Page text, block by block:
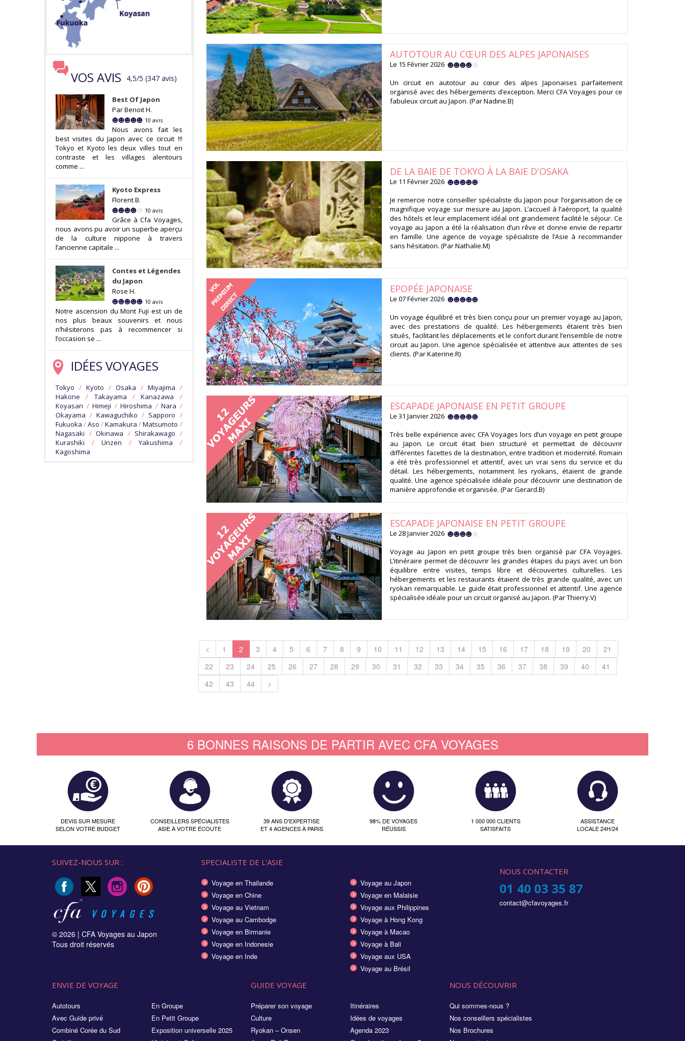
VOS AVIS 4,5/5 (347 avis)
Best Of Japon
Par Benoit H.
10 avis
Nous avons fait les
best visites du Japon avec ce circuit !!!
Tokyo et Kyoto les deux villes tout en
contraste et les villages alentours
comme ...
Kyoto Express
Florent B.
10 avis
Grâce à Cfa Voyages,
nous avons pu avoir un superbe aperçu
de la culture nippone à travers
l’ancienne capitale ...
Contes et Légendes
du Japon
Rose H.
10 avis
Notre ascension du Mont Fuji est un de
nos plus beaux souvenirs et nous
n’hésiterons pas à recommencer si
l’occasion se ...
IDÉES VOYAGES
Tokyo / Kyoto / Osaka / Miyajima /
Hakone
/ Takayama / Kanazawa
/
Koyasan / Himeji / Hiroshima / Nara /
Okayama / Kawaguchiko / Sapporo /
Fukuoka /Aso /Kamakura /Matsumoto /
Nagasaki / Okinawa / Shirakawago /
Kurashiki
/ Unzen / Yakushima
/
Kagoshima
AUTOTOUR AU CŒUR DES ALPES JAPONAISES
Le 15 Février 2026
Un circuit en autotour au cœur des alpes Japonaises parfaitement
organisé avec des hébergements d’exception. Merci CFA Voyages pour ce
fabuleux circuit au Japon. (Par Nadine.B)
DE LA BAIE DE TOKYO À LA BAIE D'OSAKA
Le 11 Février 2026
Je remercie notre conseiller spécialiste du Japon pour l’organisation de ce
magnifique voyage sur mesure au Japon. L’accueil à l’aéroport, la qualité
des hôtels et leur emplacement idéal ont grandement facilité le séjour. Ce
voyage au Japon a été la réalisation d’un rêve et donne envie de repartir
en famille. Une agence de voyage spécialiste de l’Asie à recommander
sans hésitation. (Par Nathalie.M)
EPOPÉE JAPONAISE
Le 07 Février 2026
Un voyage équilibré et très bien conçu pour un premier voyage au Japon,
avec des prestations de qualité. Les hébergements étaient très bien
situés, facilitant les déplacements et le confort durant l’ensemble de notre
circuit au Japon. Une agence spécialisée et attentive aux attentes de ses
clients. (Par Katerine.R)
ESCAPADE JAPONAISE EN PETIT GROUPE
Le 31 Janvier 2026
Très belle expérience avec CFA Voyages lors d’un voyage en petit groupe
au Japon. Le circuit était bien structuré et permettait de découvrir
différentes facettes de la destination, entre tradition et modernité. Romain
a été très professionnel et attentif, avec un vrai sens du service et du
détail. Les hébergements, notamment les ryokans, étaient de grande
qualité. Une agence spécialisée idéale pour découvrir une destination de
manière approfondie et organisée. (Par Gerard.B)
ESCAPADE JAPONAISE EN PETIT GROUPE
Le 28 Janvier 2026
Voyage au Japon en petit groupe très bien organisé par CFA Voyages.
L’itinéraire permet de découvrir les grandes étapes du pays avec un bon
équilibre entre visites, temps libre et découvertes culturelles. Les
hébergements et les restaurants étaient de très grande qualité, avec un
ryokan remarquable. Le guide était professionnel et attentif. Une agence
spécialisée idéale pour un circuit organisé au Japon. (Par Thierry.V)
< 1 2 3 4 5 6 7 8 9 10 11 12 13 14 15 16 17 18 19 20
21
22
23 24 25 26 27 28 29 30 31 32 33 34 35 36 37 38 39 40
41
42
43 44 >
6 BONNES RAISONS DE PARTIR AVEC CFA VOYAGES
DEVIS SUR MESURE
SELON VOTRE BUDGET
CONSEILLERS SPÉCIALISTES
ASIE À VOTRE ÉCOUTE
39 ANS D'EXPERTISE
ET 4 AGENCES À PARIS
98% DE VOYAGES
RÉUSSIS
1 000 000 CLIENTS
SATISFAITS
ASSISTANCE
LOCALE 24H/24
SUIVEZ-NOUS SUR :
© 2026 | CFA Voyages au Japon
Tous droit réservés
SPECIALISTE DE L'ASIE
Voyage en Thailande
Voyage en Chine
Voyage au Vietnam
Voyage au Cambodge
Voyage en Birmanie
Voyage en Indonesie
Voyage en Inde
Voyage au Japon
Voyage en Malaisie
Voyage aux Philippines
Voyage à Hong Kong
Voyage à Macao
Voyage à Bali
Voyage aux USA
Voyage au Brésil
NOUS CONTACTER
01 40 03 35 87
contact@cfavoyages.fr
ENVIE DE VOYAGE
Autotours
Avec Guide privé
Combiné Corée du Sud
En Groupe
En Petit Groupe
Exposition universelle 2025
GUIDE VOYAGE
Préparer son voyage
Culture
Ryokan – Onsen
Itinéraires
Idées de voyages
Agenda 2023
NOUS DÉCOUVRIR
Qui sommes-nous ?
Nos conseillers spécialistes
Nos Brochures